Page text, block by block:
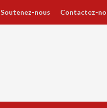
Soutenez-nous Contactez-